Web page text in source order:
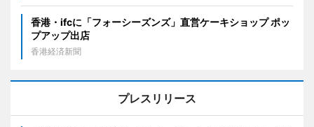
香港・ifcに「フォーシーズンズ」直営ケーキショップ ポッ
プアップ出店
香港経済新聞
プレスリリース